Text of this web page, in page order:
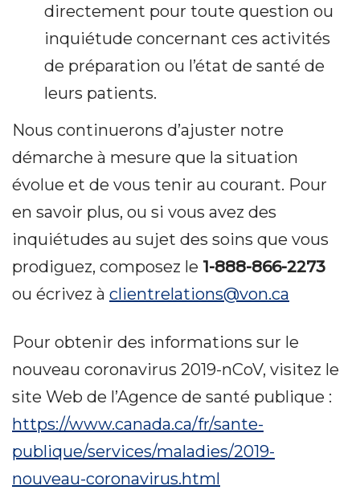
directement pour toute question ou
inquiétude concernant ces activités
de préparation ou l’état de santé de
leurs patients.
Nous continuerons d’ajuster notre
démarche à mesure que la situation
évolue et de vous tenir au courant. Pour
en savoir plus, ou si vous avez des
inquiétudes au sujet des soins que vous
prodiguez, composez le 1-888-866-2273
ou écrivez à clientrelations@von.ca
Pour obtenir des informations sur le
nouveau coronavirus 2019-nCoV, visitez le
site Web de l’Agence de santé publique :
https://www.canada.ca/fr/sante-
publique/services/maladies/2019-
nouveau-coronavirus.html